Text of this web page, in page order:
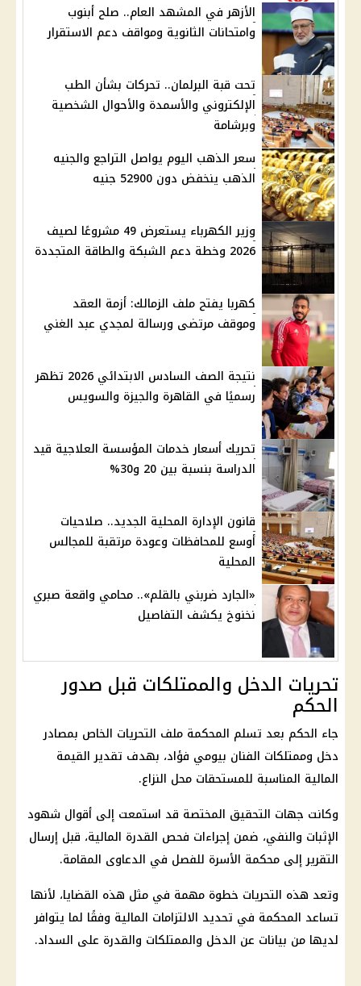
الأزهر في المشهد العام.. صلح أبنوب
وامتحانات الثانوية ومواقف دعم الاستقرار
تحت قبة البرلمان.. تحركات بشأن الطب
الإلكتروني والأسمدة والأحوال الشخصية
وبرشامة
سعر الذهب اليوم يواصل التراجع والجنيه
الذهب ينخفض دون 52900 جنيه
وزير الكهرباء يستعرض 49 مشروعًا لصيف
2026 وخطة دعم الشبكة والطاقة المتجددة
كهربا يفتح ملف الزمالك: أزمة العقد
وموقف مرتضى ورسالة لمجدي عبد الغني
نتيجة الصف السادس الابتدائي 2026 تظهر
رسميًا في القاهرة والجيزة والسويس
تحريك أسعار خدمات المؤسسة العلاجية قيد
الدراسة بنسبة بين 20 و30%
قانون الإدارة المحلية الجديد.. صلاحيات
أوسع للمحافظات وعودة مرتقبة للمجالس
المحلية
«الجارد ضربني بالقلم».. محامي واقعة صبري
نخنوخ يكشف التفاصيل
تحريات الدخل والممتلكات قبل صدور
الحكم
جاء الحكم بعد تسلم المحكمة ملف التحريات الخاص بمصادر
دخل وممتلكات الفنان بيومي فؤاد، بهدف تقدير القيمة
المالية المناسبة للمستحقات محل النزاع.
وكانت جهات التحقيق المختصة قد استمعت إلى أقوال شهود
الإثبات والنفي، ضمن إجراءات فحص القدرة المالية، قبل إرسال
التقرير إلى محكمة الأسرة للفصل في الدعاوى المقامة.
وتعد هذه التحريات خطوة مهمة في مثل هذه القضايا، لأنها
تساعد المحكمة في تحديد الالتزامات المالية وفقًا لما يتوافر
لديها من بيانات عن الدخل والممتلكات والقدرة على السداد.